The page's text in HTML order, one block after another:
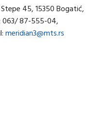
45, 15350 Bogatić,
063/ 87-555-04,
meridian3@mts.rs